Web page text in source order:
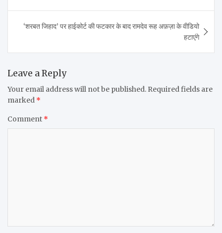
‘शरबत जिहाद’ पर हाईकोर्ट की फटकार के बाद रामदेव रूह अफ़ज़ा के वीडियो
हटाएंगे
Leave a Reply
Your email address will not be published. Required fields are
marked *
Comment *